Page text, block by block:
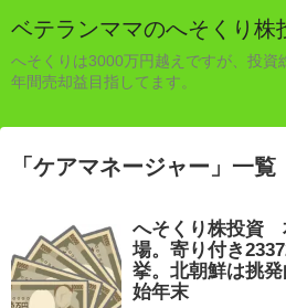
ベテランママのへそくり株
へそくりは3000万円越えですが、投資
年間売却益目指してます。
「 ケアマネージャー 」 一覧
へそくり株投資
場。寄り付き
挙。北朝鮮は挑
始年末